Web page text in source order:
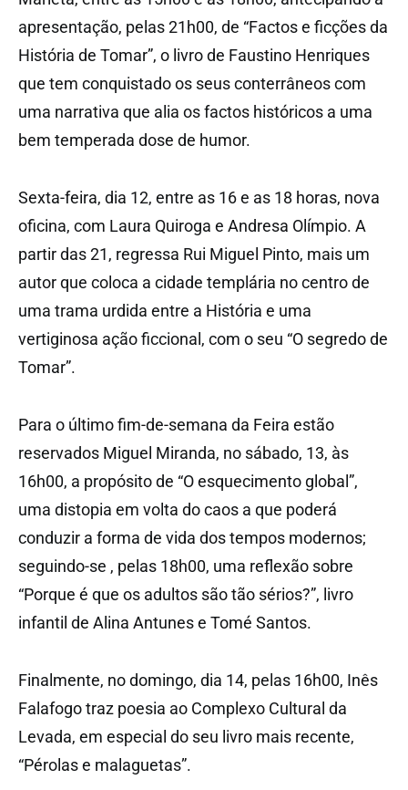
apresentação, pelas 21h00, de “Factos e ficções da
História de Tomar”, o livro de Faustino Henriques
que tem conquistado os seus conterrâneos com
uma narrativa que alia os factos históricos a uma
bem temperada dose de humor.
Sexta-feira, dia 12, entre as 16 e as 18 horas, nova
oficina, com Laura Quiroga e Andresa Olímpio. A
partir das 21, regressa Rui Miguel Pinto, mais um
autor que coloca a cidade templária no centro de
uma trama urdida entre a História e uma
vertiginosa ação ficcional, com o seu “O segredo de
Tomar”.
Para o último fim-de-semana da Feira estão
reservados Miguel Miranda, no sábado, 13, às
16h00, a propósito de “O esquecimento global”,
uma distopia em volta do caos a que poderá
conduzir a forma de vida dos tempos modernos;
seguindo-se , pelas 18h00, uma reflexão sobre
“Porque é que os adultos são tão sérios?”, livro
infantil de Alina Antunes e Tomé Santos.
Finalmente, no domingo, dia 14, pelas 16h00, Inês
Falafogo traz poesia ao Complexo Cultural da
Levada, em especial do seu livro mais recente,
“Pérolas e malaguetas”.